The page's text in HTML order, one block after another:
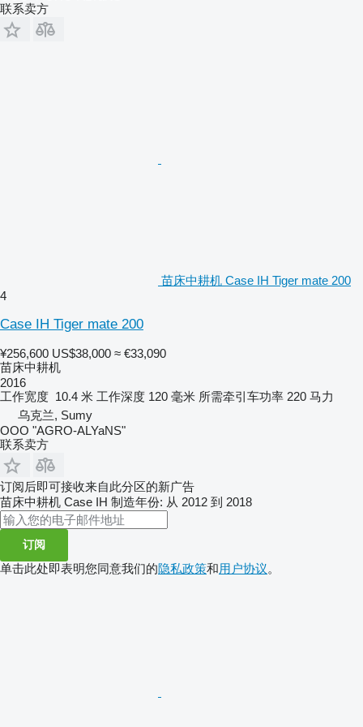
联系卖方
苗床中耕机 Case IH Tiger mate 200
4
Case IH Tiger mate 200
¥256,600 US$38,000 ≈ €33,090
苗床中耕机
2016
工作宽度 10.4 米 工作深度 120 毫米 所需牵引车功率 220 马力
乌克兰, Sumy
OOO "AGRO-ALYaNS"
联系卖方
订阅后即可接收来自此分区的新广告
苗床中耕机 Case IH 制造年份: 从 2012 到 2018
订阅
单击此处即表明您同意我们的隐私政策和用户协议。